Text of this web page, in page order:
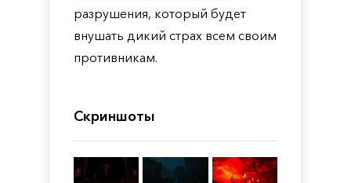
разрушения, который будет
внушать дикий страх всем своим
противникам.
Скриншоты